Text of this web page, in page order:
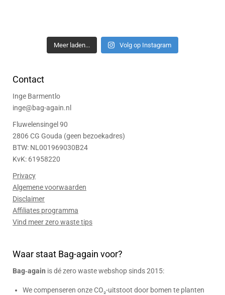
Meer laden... Volg op Instagram
Contact
Inge Barmentlo
inge@bag-again.nl
Fluwelensingel 90
2806 CG Gouda (geen bezoekadres)
BTW: NL001969030B24
KvK: 61958220
Privacy
Algemene voorwaarden
Disclaimer
Affiliates programma
Vind meer zero waste tips
Waar staat Bag-again voor?
Bag‑again is dé zero waste webshop sinds 2015:
We compenseren onze CO₂-uitstoot door bomen te planten